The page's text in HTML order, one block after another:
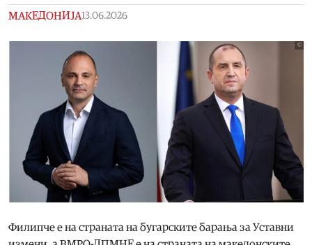
МАКЕДОНИЈА13.06.2026
Филипче е на страната на бугарските барања за Уставни